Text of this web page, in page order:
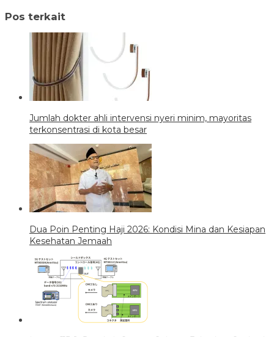
Pos terkait
Jumlah dokter ahli intervensi nyeri minim, mayoritas
terkonsentrasi di kota besar
Dua Poin Penting Haji 2026: Kondisi Mina dan Kesiapan
Kesehatan Jemaah